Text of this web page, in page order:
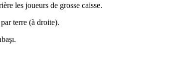
les joueurs de grosse caisse.
terre (à droite).